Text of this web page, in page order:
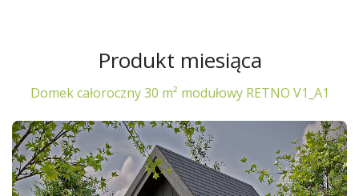
Produkt miesiąca
Domek całoroczny 30 m² modułowy RETNO V1_A1